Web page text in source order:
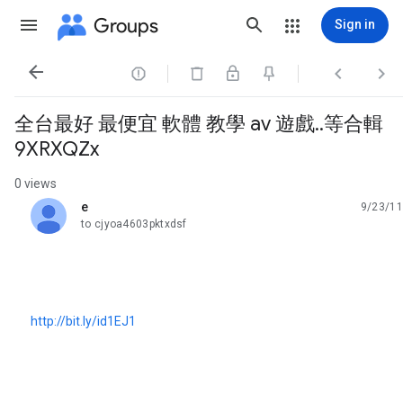
Groups Sign in
   
全台最好 最便宜 軟體 教學 av 遊戲..等合輯
9XRXQZx
0 views
e
unread,
9/23/11
to cjyoa4603pktxdsf
http://bit.ly/id1EJ1